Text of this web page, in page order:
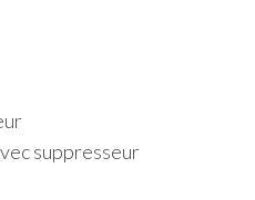
suppresseur